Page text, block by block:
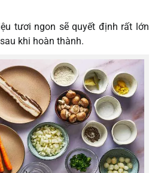
tươi ngon sẽ quyết định rất lớn
khi hoàn thành.